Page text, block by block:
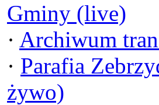
Gminy (live)
· Archiwum
· Parafia
żywo)